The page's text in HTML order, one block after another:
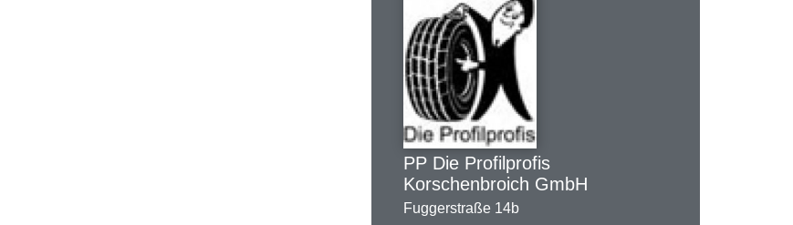
PP Die Profilprofis
Korschenbroich GmbH
Fuggerstraße 14b